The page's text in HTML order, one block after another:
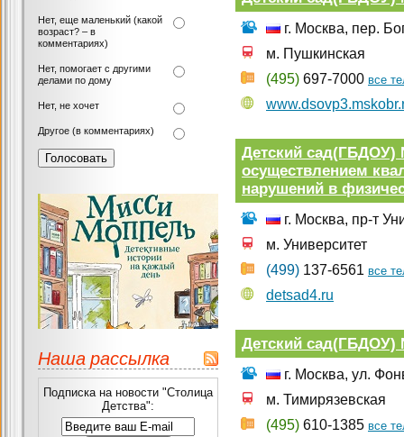
г. Москва, пер.
м. Пушкинская
(495) 697-7000 все
Детский
осуществлением
нарушений в
г. Москва, пр-т
м. Университет
(499) 137-6561 все
detsad4.ru
Детский сад(ГБДОУ)
г. Москва, ул.
м. Тимирязевская
(495) 610-1385 все
Нет, еще маленький (какой
возраст? – в
комментариях)
Нет, помогает с другими
делами по дому
Нет, не хочет
Другое (в комментариях)
Наша рассылка
Подписка на новости "Столица
Детства":